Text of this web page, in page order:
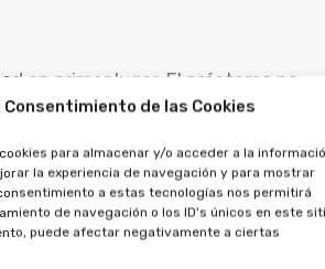
de las Cookies
para almacenar y/o acceder a la
la experiencia de navegación y para mostrar
a estas tecnologías nos permitirá
de navegación o los ID's únicos en este
puede afectar negativamente a ciertas
en primer lugar. El préstamo no
la multipropiedad.
crédito, ya que ambos están
multipropiedad como por el